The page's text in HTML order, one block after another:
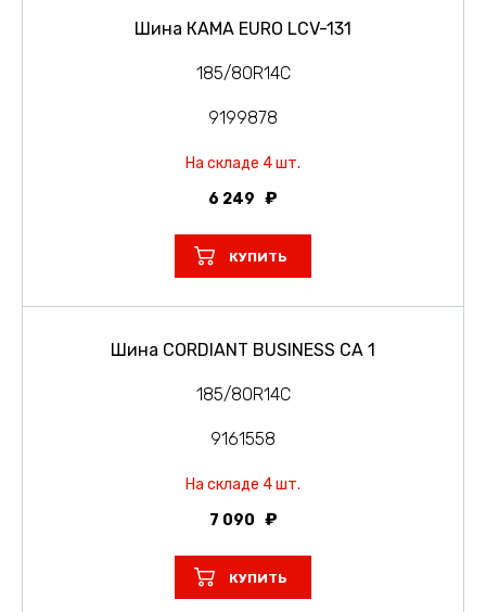
Шина КАМА EURO LCV-131
185/80R14C
9199878
На складе 4 шт.
6 249
КУПИТЬ
Шина CORDIANT BUSINESS CA 1
185/80R14C
9161558
На складе 4 шт.
7 090
КУПИТЬ